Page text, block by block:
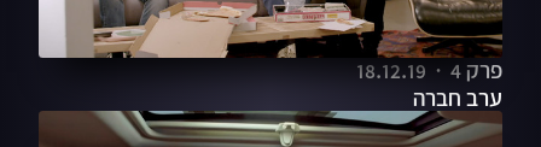
פרק 4
18.12.19
ערב חברה